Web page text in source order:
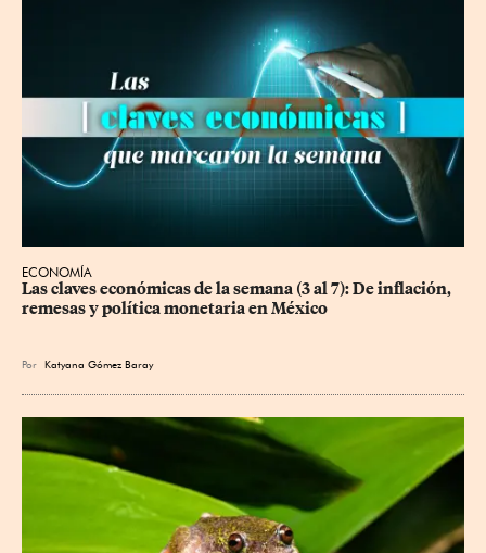
ECONOMÍA
Las claves económicas de la semana (3 al 7): De inflación,
remesas y política monetaria en México
Por Katyana Gómez Baray